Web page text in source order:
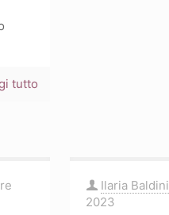
tutto-
Ilaria Baldini
2023